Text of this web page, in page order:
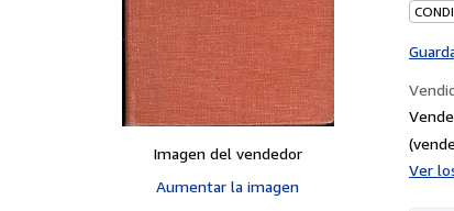
Imagen del vendedor
Aumentar la imagen
Ver